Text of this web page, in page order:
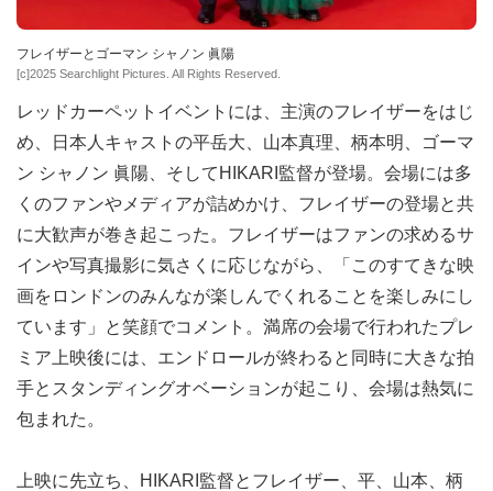
フレイザーとゴーマン シャノン 眞陽
[c]2025 Searchlight Pictures. All Rights Reserved.
レッドカーペットイベントには、主演のフレイザーをはじ
め、日本人キャストの平岳大、山本真理、柄本明、ゴーマ
ン シャノン 眞陽、そしてHIKARI監督が登場。会場には多
くのファンやメディアが詰めかけ、フレイザーの登場と共
に大歓声が巻き起こった。フレイザーはファンの求めるサ
インや写真撮影に気さくに応じながら、「このすてきな映
画をロンドンのみんなが楽しんでくれることを楽しみにし
ています」と笑顔でコメント。満席の会場で行われたプレ
ミア上映後には、エンドロールが終わると同時に大きな拍
手とスタンディングオベーションが起こり、会場は熱気に
包まれた。
上映に先立ち、HIKARI監督とフレイザー、平、山本、柄